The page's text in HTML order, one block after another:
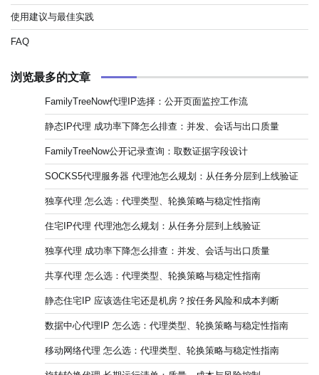
使用建议与最佳实践
FAQ
浏览最多的文章
FamilyTreeNow代理IP选择：公开页面监控工作流
静态IP代理 成功率下降怎么排查：并发、会话与出口质量
FamilyTreeNow公开记录查询：取数证据字段设计
SOCKS5代理服务器 代理池怎么规划：从任务分层到上线验证
独享代理 怎么选：代理类型、轮换策略与稳定性指南
住宅IP代理 代理池怎么规划：从任务分层到上线验证
独享代理 成功率下降怎么排查：并发、会话与出口质量
共享代理 怎么选：代理类型、轮换策略与稳定性指南
静态住宅IP 应该选住宅还是机房？按任务风险和成本判断
数据中心代理IP 怎么选：代理类型、轮换策略与稳定性指南
移动网络代理 怎么选：代理类型、轮换策略与稳定性指南